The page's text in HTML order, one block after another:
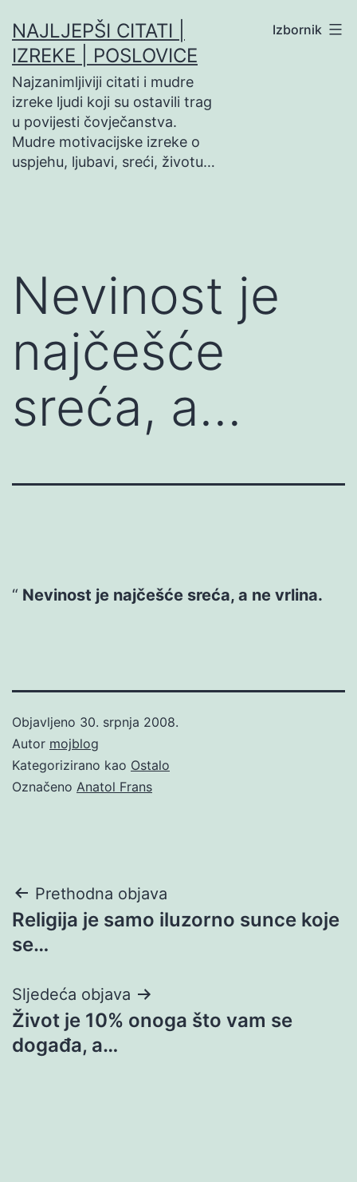
na
sadržaj
NAJLJEPŠI CITATI |
IZREKE | POSLOVICE
Najzanimljiviji citati i mudre
izreke ljudi koji su ostavili trag
u povijesti čovječanstva.
Mudre motivacijske izreke o
uspjehu, ljubavi, sreći, životu…
Izbornik
Nevinost je
najčešće
sreća, a…
Nevinost je najčešće sreća, a ne vrlina.
Objavljeno 30. srpnja 2008.
Autor mojblog
Kategorizirano kao Ostalo
Označeno Anatol Frans
Navigacija
objava
Prethodna objava
Religija je samo iluzorno sunce koje
se…
Sljedeća objava
Život je 10% onoga što vam se
događa, a…